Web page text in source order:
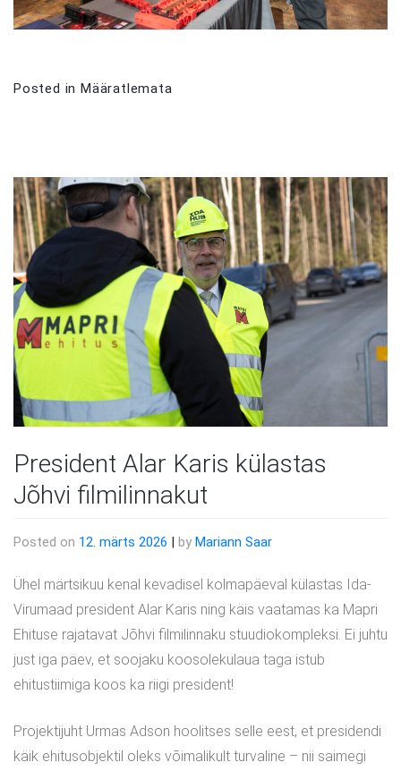
Posted in Määratlemata
President Alar Karis külastas
Jõhvi filmilinnakut
Posted on 12. märts 2026 | by Mariann Saar
Ühel märtsikuu kenal kevadisel kolmapäeval külastas Ida-
Virumaad president Alar Karis ning käis vaatamas ka Mapri
Ehituse rajatavat Jõhvi filmilinnaku stuudiokompleksi. Ei juhtu
just iga päev, et soojaku koosolekulaua taga istub
ehitustiimiga koos ka riigi president!
Projektijuht Urmas Adson hoolitses selle eest, et presidendi
käik ehitusobjektil oleks võimalikult turvaline – nii saimegi